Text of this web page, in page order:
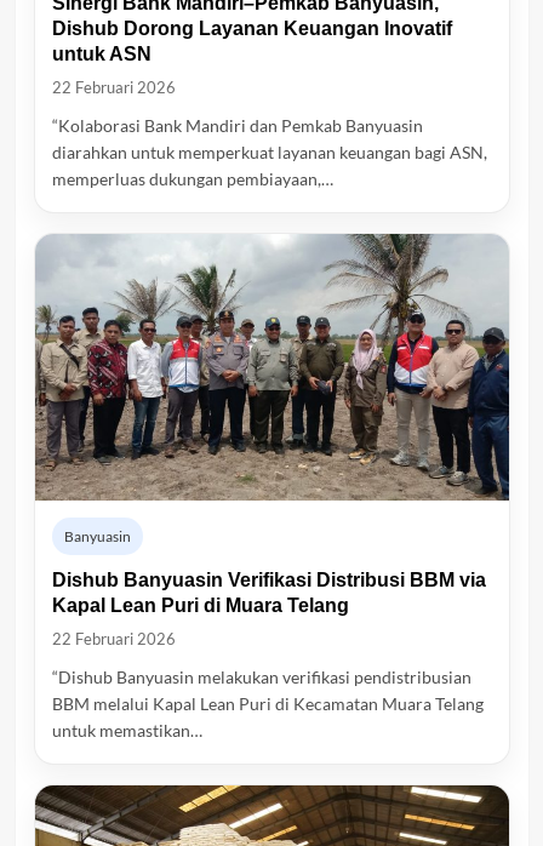
Dishub Dorong Layanan Keuangan Inovatif
untuk ASN
22 Februari 2026
“Kolaborasi Bank Mandiri dan Pemkab Banyuasin
diarahkan untuk memperkuat layanan keuangan bagi ASN,
memperluas dukungan pembiayaan,…
Banyuasin
Dishub Banyuasin Verifikasi Distribusi BBM via
Kapal Lean Puri di Muara Telang
22 Februari 2026
“Dishub Banyuasin melakukan verifikasi pendistribusian
BBM melalui Kapal Lean Puri di Kecamatan Muara Telang
untuk memastikan…